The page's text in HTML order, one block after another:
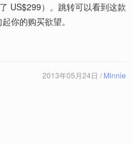
US$299）。跳转可以看到这款
你的购买欲望。
2013年05月24日 / Minnie